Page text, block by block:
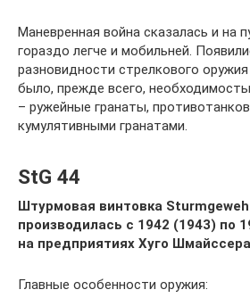
Маневренная война сказалась и на
гораздо легче и мобильней.
разновидности стрелкового
было, прежде всего,
– ружейные гранаты,
кумулятивными гранатами.
StG 44
Штурмовая винтовка
производилась с 1942 (1943) по
на предприятиях Хуго
Главные особенности оружия: